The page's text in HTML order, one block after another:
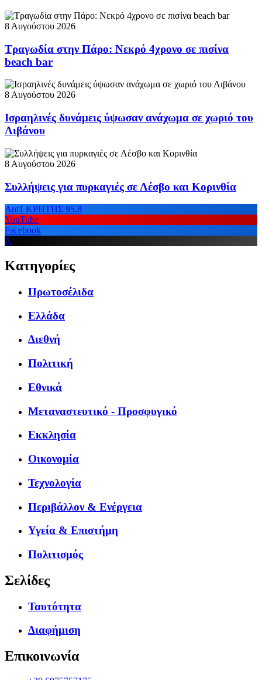
8 Αυγούστου 2026
Τραγωδία στην Πάρο: Νεκρό 4χρονο σε πισίνα
beach bar
8 Αυγούστου 2026
Ισραηλινές δυνάμεις ύψωσαν ανάχωμα σε χωριό του
Λιβάνου
8 Αυγούστου 2026
Συλλήψεις για πυρκαγιές σε Λέσβο και Κορινθία
Ant1 ΚΡΗΤΗΣ 95.8
YouTube
Facebook
X
Κατηγορίες
Πρωτοσέλιδα
Ελλάδα
Διεθνή
Πολιτική
Εθνικά
Μεταναστευτικό - Προσφυγικό
Εκκλησία
Οικονομία
Τεχνολογία
Περιβάλλον & Ενέργεια
Υγεία & Επιστήμη
Πολιτισμός
Σελίδες
Ταυτότητα
Διαφήμιση
Επικοινωνία